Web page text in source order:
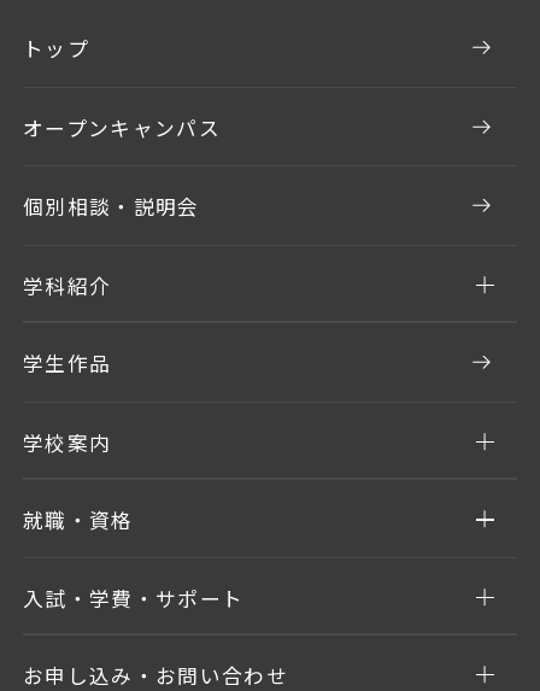
トップ
オープンキャンパス
個別相談・説明会
学科紹介
学生作品
学校案内
就職・資格
入試・学費・サポート
お申し込み・お問い合わせ